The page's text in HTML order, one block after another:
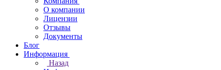
О компании
Лицензии
Отзывы
Документы
Блог
Информация
Назад